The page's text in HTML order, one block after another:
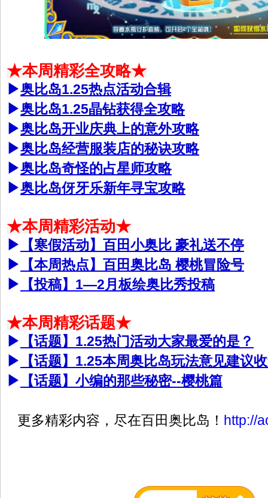
★本周精彩全攻略★
▶奥比岛1.25热点活动合辑
▶奥比岛1.25晶钻获得全攻略
▶奥比岛开业庆典上的意外攻略
▶奥比岛经营服装店的秘诀攻略
▶奥比岛奇怪的占星师攻略
▶奥比岛伢牙乐新年寻宝攻略
★本周精彩活动★
▶
【寒假活动】百田小奥比 豪礼送不停
▶
【本周热点】百田奥比岛 樱桃冒险号
▶
【投稿】1—2月板绘奥比秀投稿
★本周精彩话题★
▶
【话题】1.25热门活动大家最爱的是？
▶
【话题】1.25本周奥比岛玩法意见建议
▶
【话题】小编的那些秘密--樱桃篇
更多精彩内容，尽在百田奥比岛！ http://